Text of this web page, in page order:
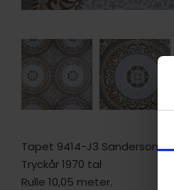
Tapet 9414-J3 Sanderson
Tryckår 1970 tal
Rulle 10,05 meter.